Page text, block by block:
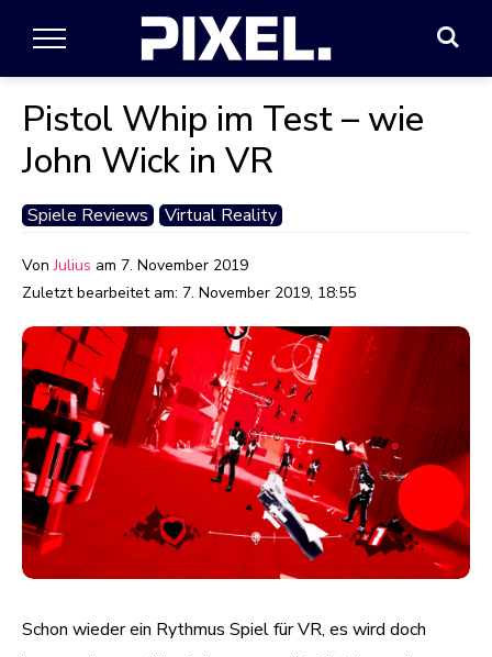
Pistol Whip im Test – wie
John Wick in VR
Spiele Reviews Virtual Reality
VonJulius am 7. November 2019
Zuletzt bearbeitet am: 7. November 2019, 18:55
Schon wieder ein Rythmus Spiel für VR, es wird doch